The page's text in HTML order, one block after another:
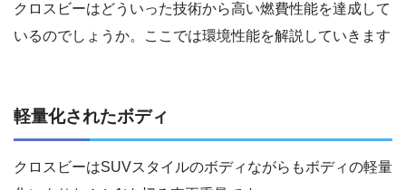
クロスビーはどういった技術から高い燃費性能を達成して
いるのでしょうか。ここでは環境性能を解説していきます
軽量化されたボディ
クロスビーはSUVスタイルのボディながらもボディの軽量